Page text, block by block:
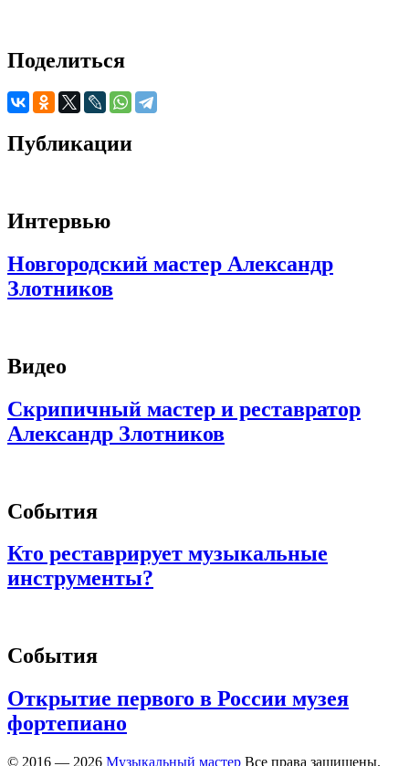
Поделиться
Публикации
Интервью
Новгородский мастер Александр
Злотников
Видео
Скрипичный мастер и реставратор
Александр Злотников
События
Кто реставрирует музыкальные
инструменты?
События
Открытие первого в России музея
фортепиано
© 2016 — 2026 Музыкальный мастер Все права защищены.